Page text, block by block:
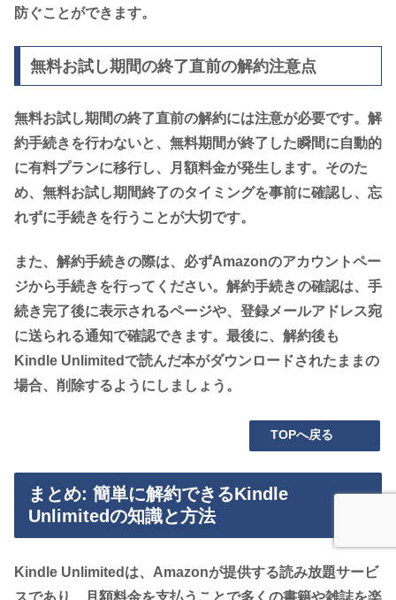
防ぐことができます。
無料お試し期間の終了直前の解約注意点
無料お試し期間の終了直前の解約には注意が必要です。解
約手続きを行わないと、無料期間が終了した瞬間に自動的
に有料プランに移行し、月額料金が発生します。そのた
め、無料お試し期間終了のタイミングを事前に確認し、忘
れずに手続きを行うことが大切です。
また、解約手続きの際は、必ずAmazonのアカウントペー
ジから手続きを行ってください。解約手続きの確認は、手
続き完了後に表示されるページや、登録メールアドレス宛
に送られる通知で確認できます。最後に、解約後も
Kindle Unlimitedで読んだ本がダウンロードされたままの
場合、削除するようにしましょう。
TOPへ戻る
まとめ: 簡単に解約できるKindle
Unlimitedの知識と方法
Kindle Unlimitedは、Amazonが提供する読み放題サービ